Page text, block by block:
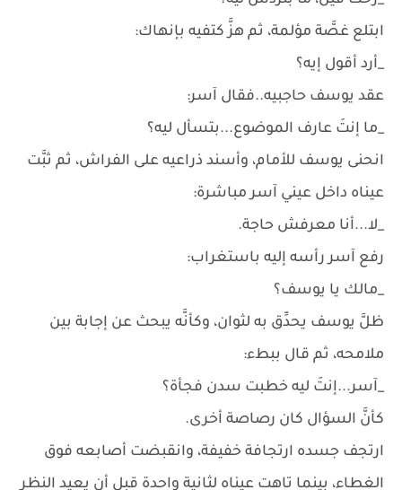
ابتلع غصَّة مؤلمة، ثم هزَّ كتفيه بإنهاك:
_أرد أقول إيه؟
عقد يوسف حاجبيه..فقال آسر:
_ما إنتَ عارف الموضوع...بتسأل ليه؟
انحنى يوسف للأمام، وأسند ذراعيه على الفراش، ثم ثبَّت
عيناه داخل عيني آسر مباشرة:
_لا...أنا معرفش حاجة.
رفع آسر رأسه إليه باستغراب:
_مالك يا يوسف؟
ظلَّ يوسف يحدِّق به لثوان، وكأنَّه يبحث عن إجابة بين
ملامحه، ثم قال ببطء:
_آسر...إنتَ ليه خطبت سدن فجأة؟
كأنَّ السؤال كان رصاصة أخرى.
ارتجف جسده ارتجافة خفيفة، وانقبضت أصابعه فوق
الغطاء، بينما تاهت عيناه لثانية واحدة قبل أن يعيد النظر